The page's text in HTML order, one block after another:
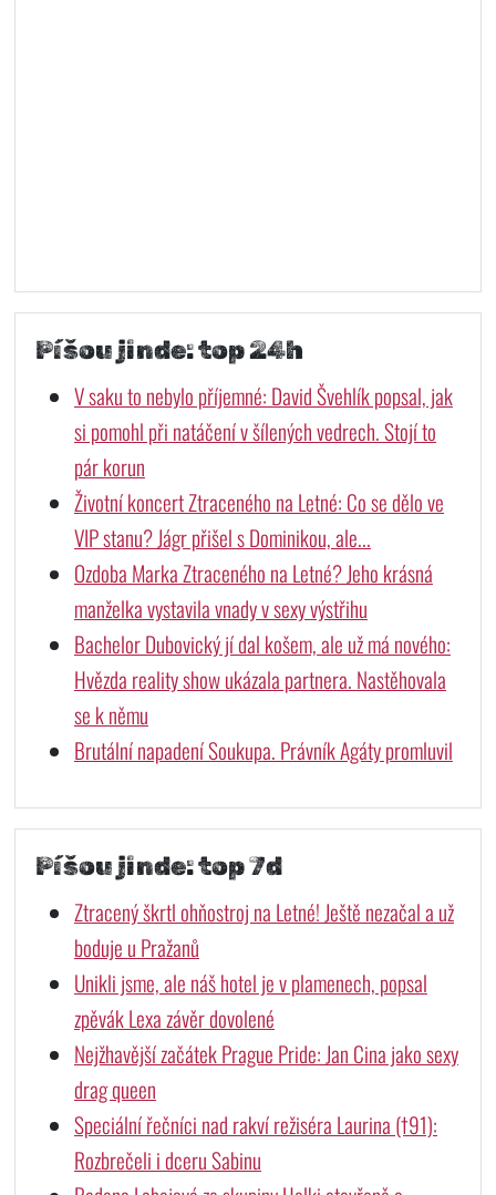
Píšou jinde: top 24h
V saku to nebylo příjemné: David Švehlík popsal, jak
si pomohl při natáčení v šílených vedrech. Stojí to
pár korun
Životní koncert Ztraceného na Letné: Co se dělo ve
VIP stanu? Jágr přišel s Dominikou, ale...
Ozdoba Marka Ztraceného na Letné? Jeho krásná
manželka vystavila vnady v sexy výstřihu
Bachelor Dubovický jí dal košem, ale už má nového:
Hvězda reality show ukázala partnera. Nastěhovala
se k němu
Brutální napadení Soukupa. Právník Agáty promluvil
Píšou jinde: top 7d
Ztracený škrtl ohňostroj na Letné! Ještě nezačal a už
boduje u Pražanů
Unikli jsme, ale náš hotel je v plamenech, popsal
zpěvák Lexa závěr dovolené
Nejžhavější začátek Prague Pride: Jan Cina jako sexy
drag queen
Speciální řečníci nad rakví režiséra Laurina (†91):
Rozbrečeli i dceru Sabinu